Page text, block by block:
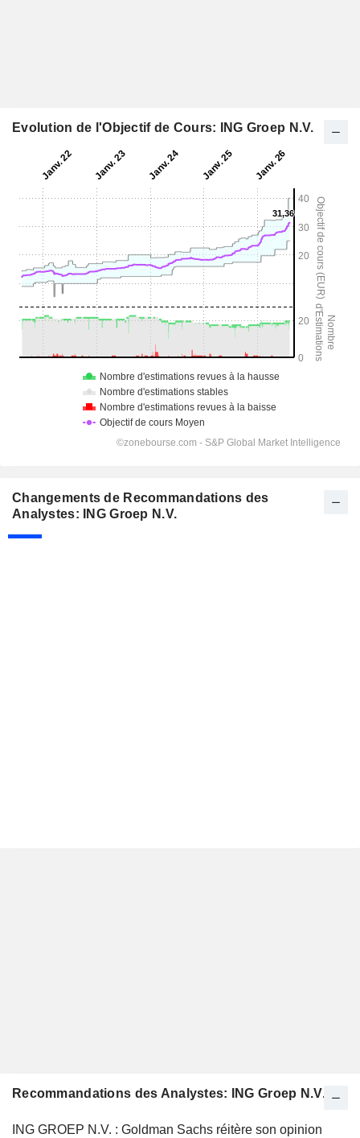
Evolution de l'Objectif de Cours: ING Groep N.V.
Changements de Recommandations des
Analystes: ING Groep N.V.
Recommandations des Analystes: ING Groep N.V.
ING GROEP N.V. : Goldman Sachs réitère son opinion